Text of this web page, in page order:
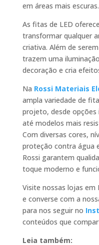
em áreas mais escuras.
As fitas de LED
transformar qualquer
criativa. Além de
trazem uma
decoração e cria
Na Rossi Materiais
ampla variedade de
projeto, desde opções
até modelos mais
Com diversas cores,
proteção contra água
Rossi garantem
toque moderno e
Visite nossas lojas em
e converse com a
para nos seguir no
conteúdos que
Leia também: